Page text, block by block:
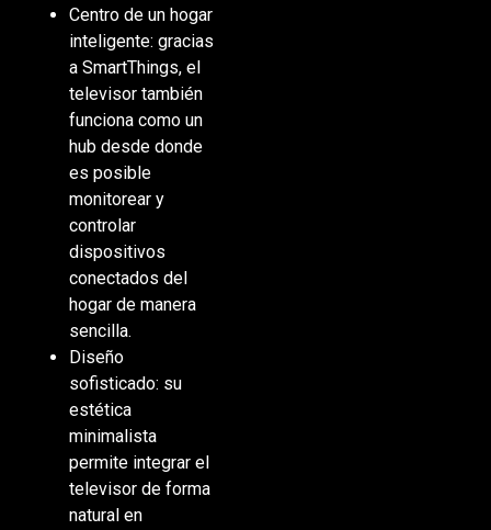
Centro de un hogar
inteligente: gracias
a SmartThings, el
televisor también
funciona como un
hub desde donde
es posible
monitorear y
controlar
dispositivos
conectados del
hogar de manera
sencilla.
Diseño
sofisticado: su
estética
minimalista
permite integrar el
televisor de forma
natural en